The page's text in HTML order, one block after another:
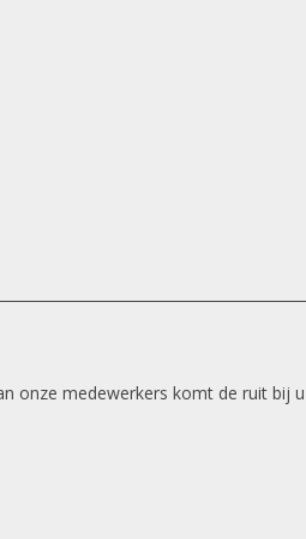
onze medewerkers komt de ruit